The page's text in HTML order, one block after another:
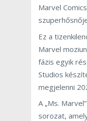
Marvel
Ez a
Marvel
fázis egyik
Studios
megjelenni
A „Ms.
sorozat,